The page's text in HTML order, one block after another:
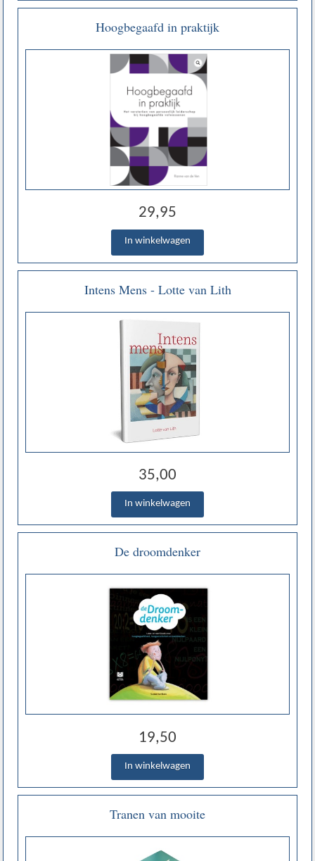
Hoogbegaafd in praktijk
29,95
Intens Mens - Lotte van Lith
35,00
De droomdenker
19,50
Tranen van mooite